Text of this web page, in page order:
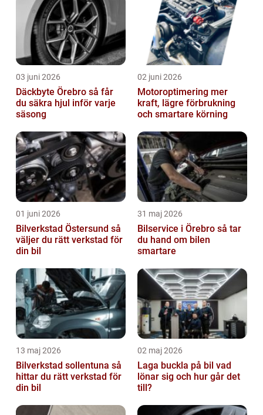
03 juni 2026
Däckbyte Örebro så får
du säkra hjul inför varje
säsong
02 juni 2026
Motoroptimering mer
kraft, lägre förbrukning
och smartare körning
01 juni 2026
Bilverkstad Östersund så
väljer du rätt verkstad för
din bil
31 maj 2026
Bilservice i Örebro så tar
du hand om bilen
smartare
13 maj 2026
Bilverkstad sollentuna så
hittar du rätt verkstad för
din bil
02 maj 2026
Laga buckla på bil vad
lönar sig och hur går det
till?